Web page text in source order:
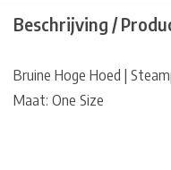
Beschrijving /
Bruine Hoge Hoed |
Maat: One Size